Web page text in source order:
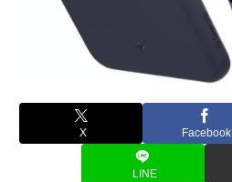
X Facebook
LINE